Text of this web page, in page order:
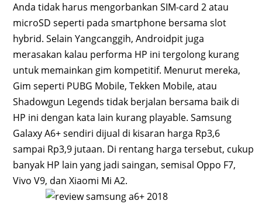
Anda tidak harus mengorbankan SIM-card 2 atau
microSD seperti pada smartphone bersama slot
hybrid. Selain Yangcanggih, Androidpit juga
merasakan kalau performa HP ini tergolong kurang
untuk memainkan gim kompetitif. Menurut mereka,
Gim seperti PUBG Mobile, Tekken Mobile, atau
Shadowgun Legends tidak berjalan bersama baik di
HP ini dengan kata lain kurang playable. Samsung
Galaxy A6+ sendiri dijual di kisaran harga Rp3,6
sampai Rp3,9 jutaan. Di rentang harga tersebut, cukup
banyak HP lain yang jadi saingan, semisal Oppo F7,
Vivo V9, dan Xiaomi Mi A2.